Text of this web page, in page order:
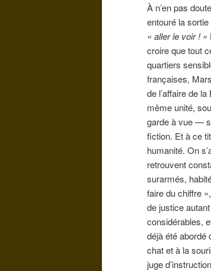
À n’en pas
entouré la
« aller le voir ! »
croire que tout
quartiers
françaises,
de l’affaire de
même unité,
garde à vue —
fiction. Et à ce
humanité. On
retrouvent
surarmés,
faire du chiffre
de justice
considérables,
déjà été abordé
chat et à la
juge